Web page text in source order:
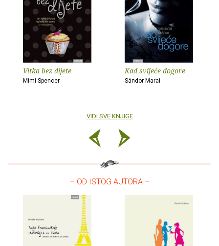
Vitka bez dijete
Mimi Spencer
Kad svijeće dogore
Sándor Marai
VIDI SVE KNJIGE
– OD ISTOG AUTORA –